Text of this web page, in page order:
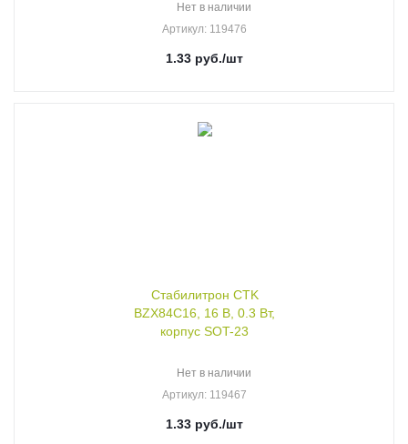
Нет в наличии
Артикул: 119476
1.33 руб./шт
Стабилитрон CTK
BZX84C16, 16 В, 0.3 Вт,
корпус SOT-23
Нет в наличии
Артикул: 119467
1.33 руб./шт